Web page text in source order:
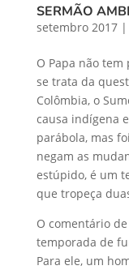
SERMÃO
setembro 2017|
O Papa não
se trata da
Colômbia, o
causa indígena
parábola, mas
negam as
estúpido, é um
que tropeça
O comentário
temporada de
Para ele, um